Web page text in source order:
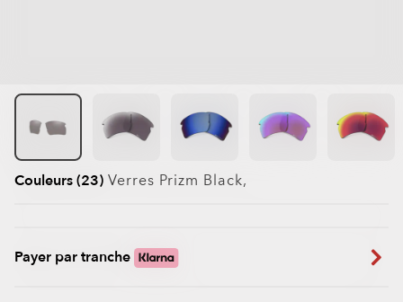
Couleurs (23) Verres Prizm Black,
Payer par tranche